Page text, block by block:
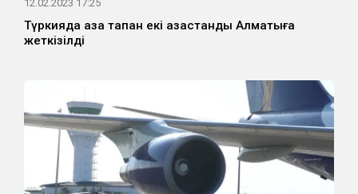
12.02.2023 17:25
Түркияда қаза тапқан екі қазақстандық Алматыға
жеткізілді